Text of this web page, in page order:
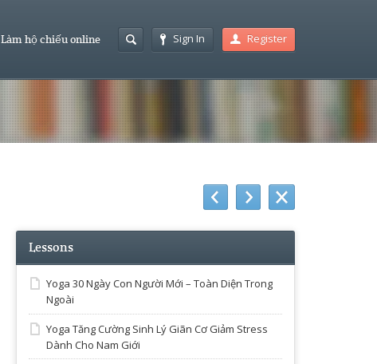
Sign In Register
Làm hộ chiếu online
Lessons
Yoga 30 Ngày Con Người Mới – Toàn Diện Trong
Ngoài
Yoga Tăng Cường Sinh Lý Giãn Cơ Giảm Stress
Dành Cho Nam Giới